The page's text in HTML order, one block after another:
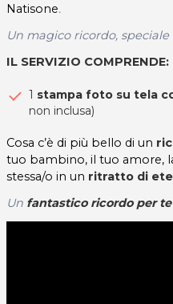
Natisone.
Un magico ricordo,
IL SERVIZIO COMPRENDE:
1 stampa foto su tela
non inclusa)
Cosa c’è di più bello di un
tuo bambino, il tuo amore,
stessa/o in un ritratto di
Un fantastico ricordo per